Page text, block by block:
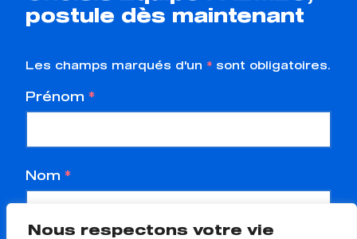
Nous respectons votre vie
postule dès maintenant
Les champs marqués d'un * sont obligatoires.
Prénom *
Nom *